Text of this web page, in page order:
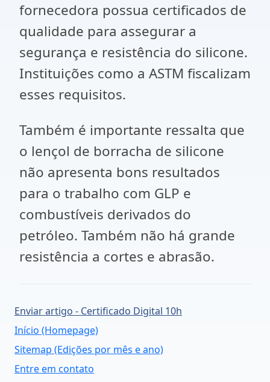
fornecedora possua certificados de
qualidade para assegurar a
segurança e resistência do silicone.
Instituições como a ASTM fiscalizam
esses requisitos.
Também é importante ressalta que
o lençol de borracha de silicone
não apresenta bons resultados
para o trabalho com GLP e
combustíveis derivados do
petróleo. Também não há grande
resistência a cortes e abrasão.
Enviar artigo - Certificado Digital 10h
Início (Homepage)
Sitemap (Edições por mês e ano)
Entre em contato